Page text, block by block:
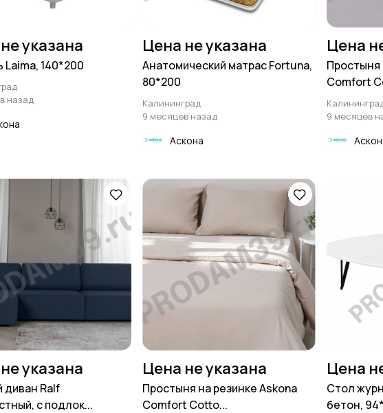
указана
Laima, 140*200
назад
Цена не указана
Анатомический матрас Fortuna,
80*200
Калининград
9 месяцев назад
Аскона
Цена
Простыня
Comfort
9 месяцев
указана
диван Ralf
с подлок...
Цена не указана
Простыня на резинке Askona
Comfort Cotto...
Цена
Стол
бетон,